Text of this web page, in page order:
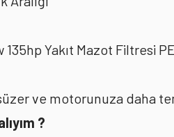
135hp Yakıt Mazot Filtresi
ve motorunuza daha
?